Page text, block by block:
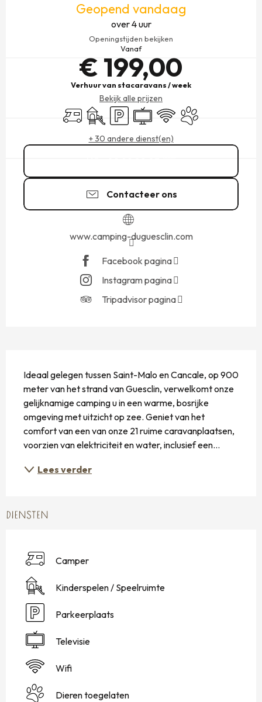
Geopend vandaag
over 4 uur
Openingstijden bekijken
Vanaf
€ 199,00
Verhuur van stacaravans / week
Bekijk alle prijzen
CamperKinderspelen / Speelruimte
Parkeerplaats
Televisie
Wifi Dieren toegelaten
+ 30 andere dienst(en)
Contacteer ons
www.camping-duguesclin.com
Facebook pagina
Instagram pagina
Tripadvisor pagina
Ideaal gelegen tussen Saint-Malo en Cancale, op 900
meter van het strand van Guesclin, verwelkomt onze
gelijknamige camping u in een warme, bosrijke
omgeving met uitzicht op zee. Geniet van het
comfort van een van onze 21 ruime caravanplaatsen,
voorzien van elektriciteit en water, inclusief een...
Lees verder
DIENSTEN
Camper
Kinderspelen / Speelruimte
Parkeerplaats
Televisie
Wifi
Dieren toegelaten